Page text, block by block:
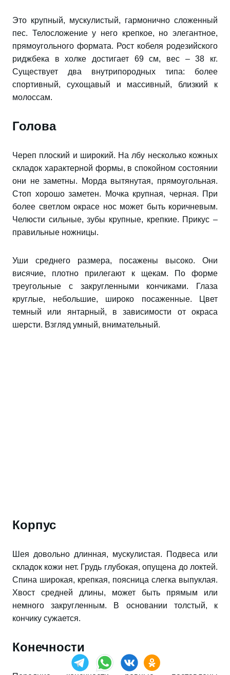
Это крупный, мускулистый, гармонично сложенный
пес. Телосложение у него крепкое, но элегантное,
прямоугольного формата. Рост кобеля родезийского
риджбека в холке достигает 69 см, вес – 38 кг.
Существует два внутрипородных типа: более
спортивный, сухощавый и массивный, близкий к
молоссам.
Голова
Череп плоский и широкий. На лбу несколько кожных
складок характерной формы, в спокойном состоянии
они не заметны. Морда вытянутая, прямоугольная.
Стоп хорошо заметен. Мочка крупная, черная. При
более светлом окрасе нос может быть коричневым.
Челюсти сильные, зубы крупные, крепкие. Прикус –
правильные ножницы.
Уши среднего размера, посажены высоко. Они
висячие, плотно прилегают к щекам. По форме
треугольные с закругленными кончиками. Глаза
круглые, небольшие, широко посаженные. Цвет
темный или янтарный, в зависимости от окраса
шерсти. Взгляд умный, внимательный.
Корпус
Шея довольно длинная, мускулистая. Подвеса или
складок кожи нет. Грудь глубокая, опущена до локтей.
Спина широкая, крепкая, поясница слегка выпуклая.
Хвост средней длины, может быть прямым или
немного закругленным. В основании толстый, к
кончику сужается.
Конечности